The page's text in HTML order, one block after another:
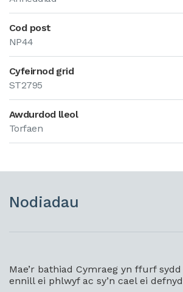
Cod post
NP44
Cyfeirnod grid
ST2795
Awdurdod lleol
Torfaen
Nodiadau
Mae’r bathiad Cymraeg yn ffurf
ennill ei phlwyf ac sy’n cael ei